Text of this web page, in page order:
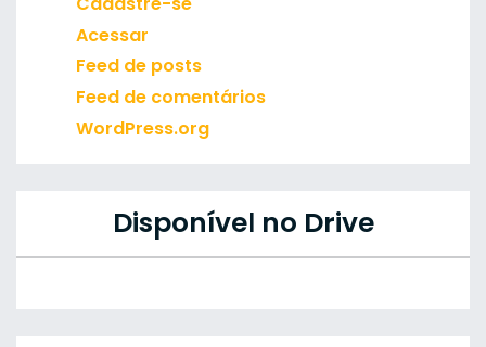
Acessar
Feed de posts
Feed de comentários
WordPress.org
Disponível no Drive